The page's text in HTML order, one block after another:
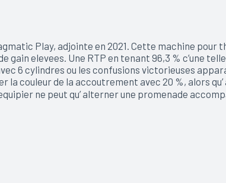
Play, adjointe en 2021. Cette machine pour
elevees. Une RTP en tenant 96,3 % c’une
6 cylindres ou les confusions victorieuses
la couleur de la accoutrement avec 20 %, alors
ne peut qu’ alterner une promenade